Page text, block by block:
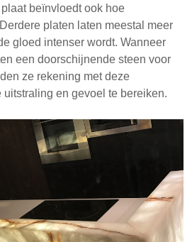
beïnvloedt ook hoe
platen laten meestal meer
gloed intenser wordt. Wanneer
een doorschijnende steen voor
ze rekening met deze
en gevoel te bereiken.